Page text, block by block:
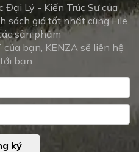
Lý - Kiến Trúc Sư của
sách giá tốt nhất cùng File
sản phẩm
bạn, KENZA sẽ liên hệ
bạn.
ký